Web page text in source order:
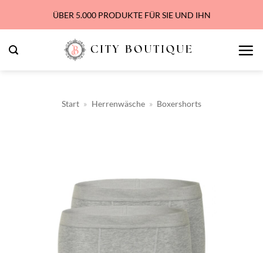
springen
ÜBER 5.000 PRODUKTE FÜR SIE UND IHN
Start » Herrenwäsche » Boxershorts